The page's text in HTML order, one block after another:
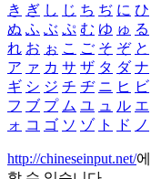
き ぎ し じ ち ぢ に ひ
ぬ ふ ぶ ぷ む ゆ ゅ る
れ お ぉ こ ご そ ぞ と
ア ァ カ サ ザ タ ダ ナ
ギ シ ジ チ ヂ ニ ヒ ビ
フ ブ プ ム ユ ュ ル エ
ォ コ ゴ ソ ゾ ト ド ノ
http://chineseinput.net/